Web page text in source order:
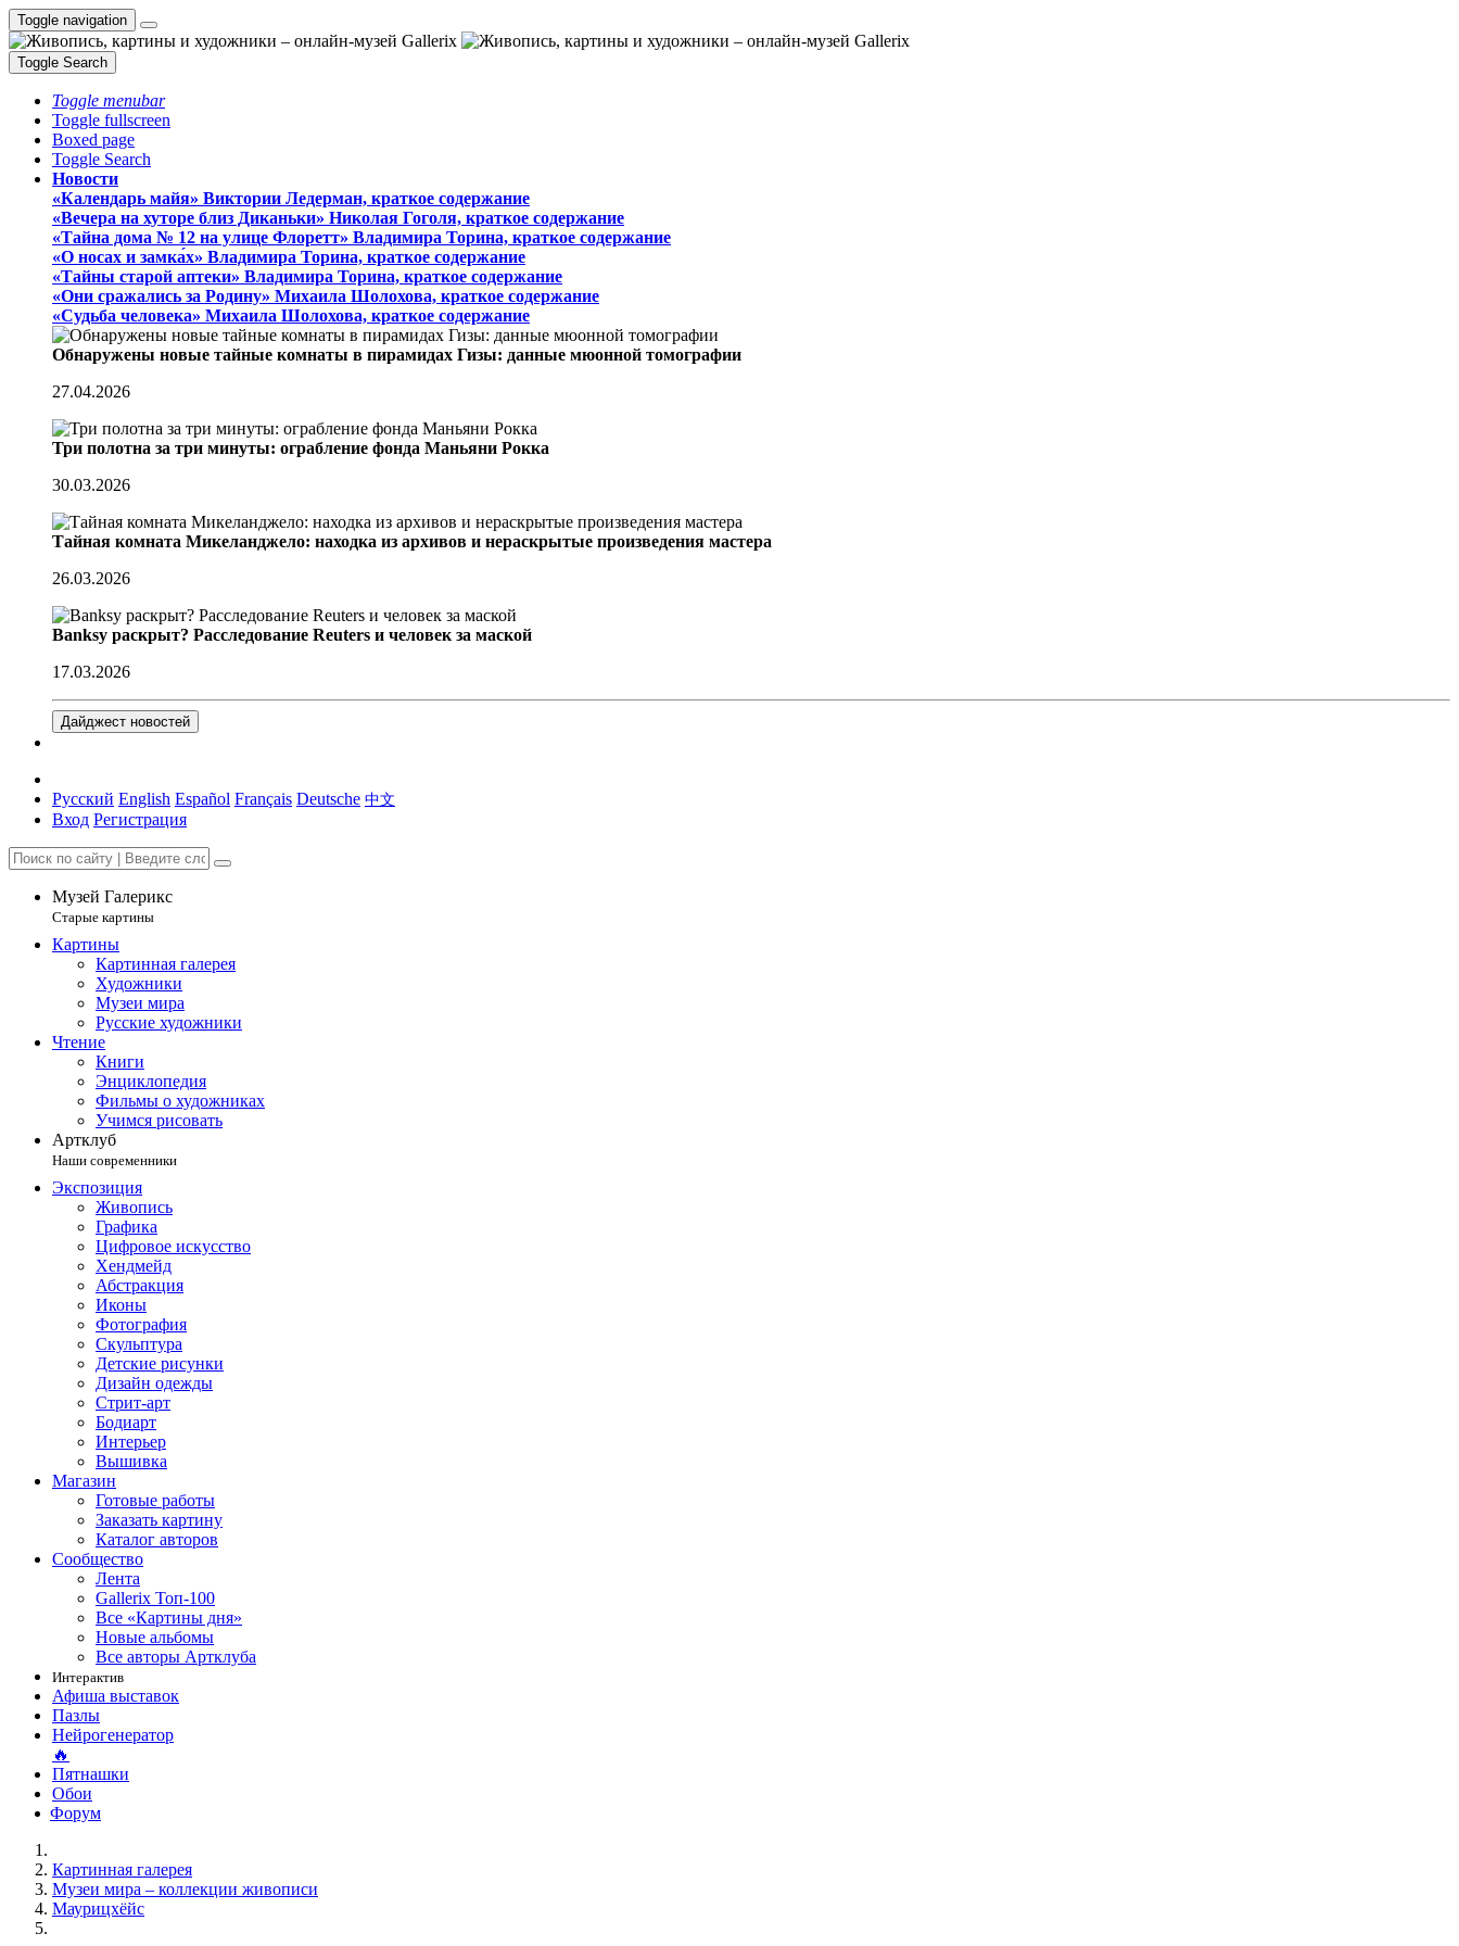
Toggle navigation
Toggle Search
Toggle menubar
Toggle fullscreen
Boxed page
Toggle Search
Новости
«Календарь майя» Виктории Ледерман, краткое содержание
«Вечера на хуторе близ Диканьки» Николая Гоголя, краткое содержание
«Тайна дома № 12 на улице Флоретт» Владимира Торина, краткое содержание
«О носах и замка́х» Владимира Торина, краткое содержание
«Тайны старой аптеки» Владимира Торина, краткое содержание
«Они сражались за Родину» Михаила Шолохова, краткое содержание
«Судьба человека» Михаила Шолохова, краткое содержание
Обнаружены новые тайные комнаты в пирамидах Гизы: данные мюонной томографии
27.04.2026
Три полотна за три минуты: ограбление фонда Маньяни Рокка
30.03.2026
Тайная комната Микеланджело: находка из архивов и нераскрытые произведения мастера
26.03.2026
Banksy раскрыт? Расследование Reuters и человек за маской
17.03.2026
Дайджест новостей
Русский English Español Français Deutsche 中文
Вход Регистрация
Музей Галерикс
Старые картины
Картины
Картинная галерея
Художники
Музеи мира
Русские художники
Чтение
Книги
Энциклопедия
Фильмы о художниках
Учимся рисовать
Артклуб
Наши современники
Экспозиция
Живопись
Графика
Цифровое искусство
Хендмейд
Абстракция
Иконы
Фотография
Скульптура
Детские рисунки
Дизайн одежды
Стрит-арт
Бодиарт
Интерьер
Вышивка
Магазин
Готовые работы
Заказать картину
Каталог авторов
Сообщество
Лента
Gallerix Топ-100
Все «Картины дня»
Новые альбомы
Все авторы Артклуба
Интерактив
Афиша выставок
Пазлы
Нейрогенератор
🔥
Пятнашки
Обои
Форум
Картинная галерея
Музеи мира – коллекции живописи
Маурицхёйс